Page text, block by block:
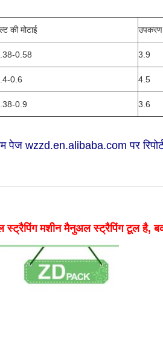
की मोटाई उपकरण
0.58 3.9
0.6 4.5
0.9 3.6
पेज wzzd.en.alibaba.com पर
स्ट्रैपिंग मशीन मैनुअल स्ट्रैपिंग टूल है,